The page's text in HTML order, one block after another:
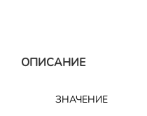
ОПИСАНИЕ
ЗНАЧЕНИЕ